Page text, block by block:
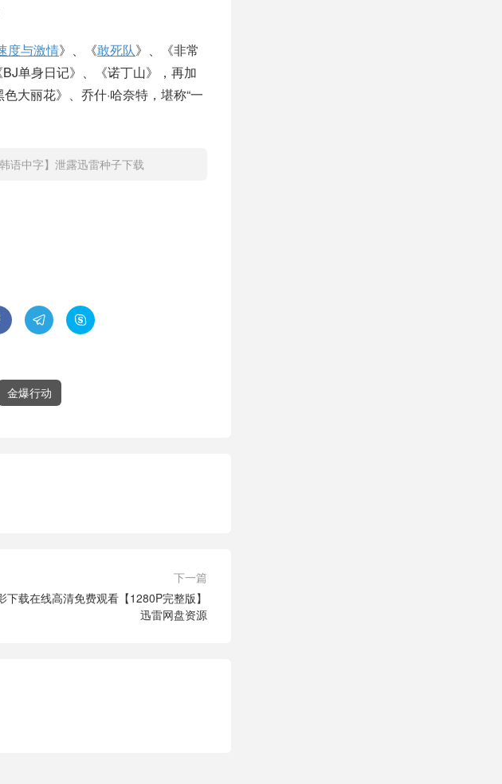
度与激情》、《敢死队》、《非常
单身日记》、《诺丁山》，再加
大丽花》、乔什·哈奈特，堪称“一
语中字】泄露迅雷种子下载
 
金爆行动
下一篇
下载在线高清免费观看【1280P完整版】
迅雷网盘资源